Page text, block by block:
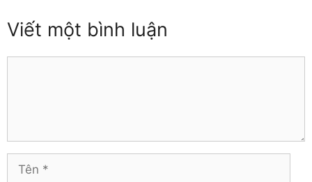
Đồng Tháp
Hòa Bình
Hậu Giang
Hưng Yên
Vĩnh Phúc
Viết một bình luận
Tên